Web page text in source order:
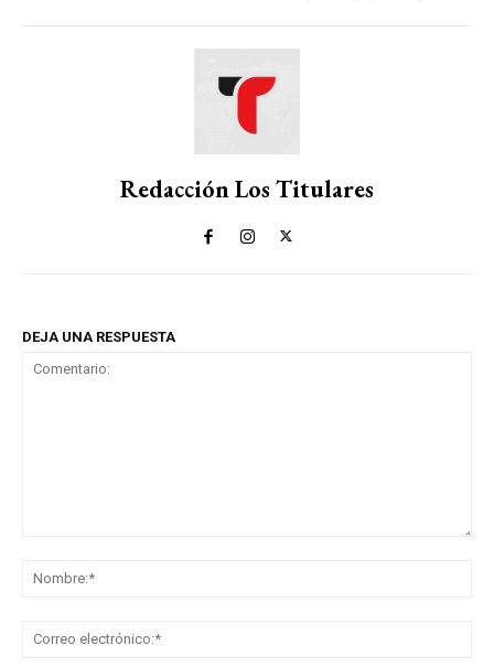
Redacción Los Titulares
DEJA UNA RESPUESTA